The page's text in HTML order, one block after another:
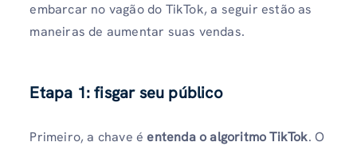
embarcar no vagão do TikTok, a seguir estão as
maneiras de aumentar suas vendas.
Etapa 1: fisgar seu público
Primeiro, a chave éentenda o algoritmo TikTok. O